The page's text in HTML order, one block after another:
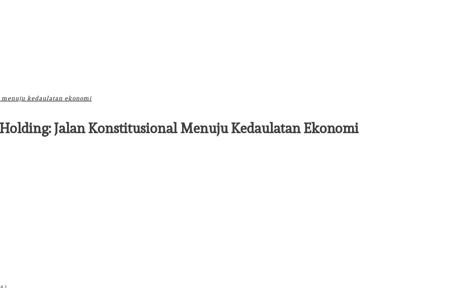
kedaulatan ekonomi
Jalan Konstitusional Menuju Kedaulatan Ekonomi